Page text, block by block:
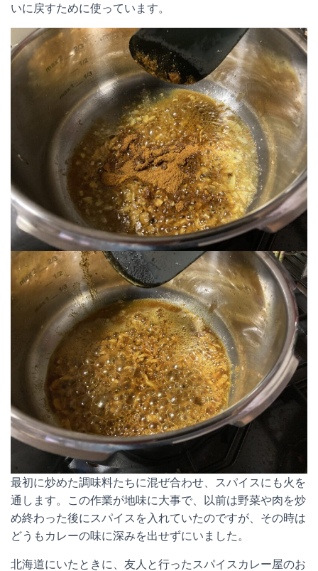
いに戻すために使っています。
最初に炒めた調味料たちに混ぜ合わせ、スパイスにも火を
通します。この作業が地味に大事で、以前は野菜や肉を炒
め終わった後にスパイスを入れていたのですが、その時は
どうもカレーの味に深みを出せずにいました。
北海道にいたときに、友人と行ったスパイスカレー屋のお